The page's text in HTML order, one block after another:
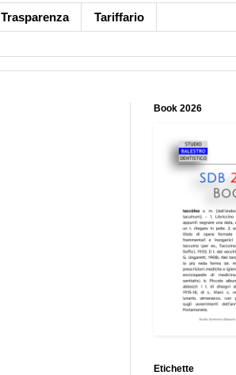
Trasparenza Tariffario
Book 2026
Etichette